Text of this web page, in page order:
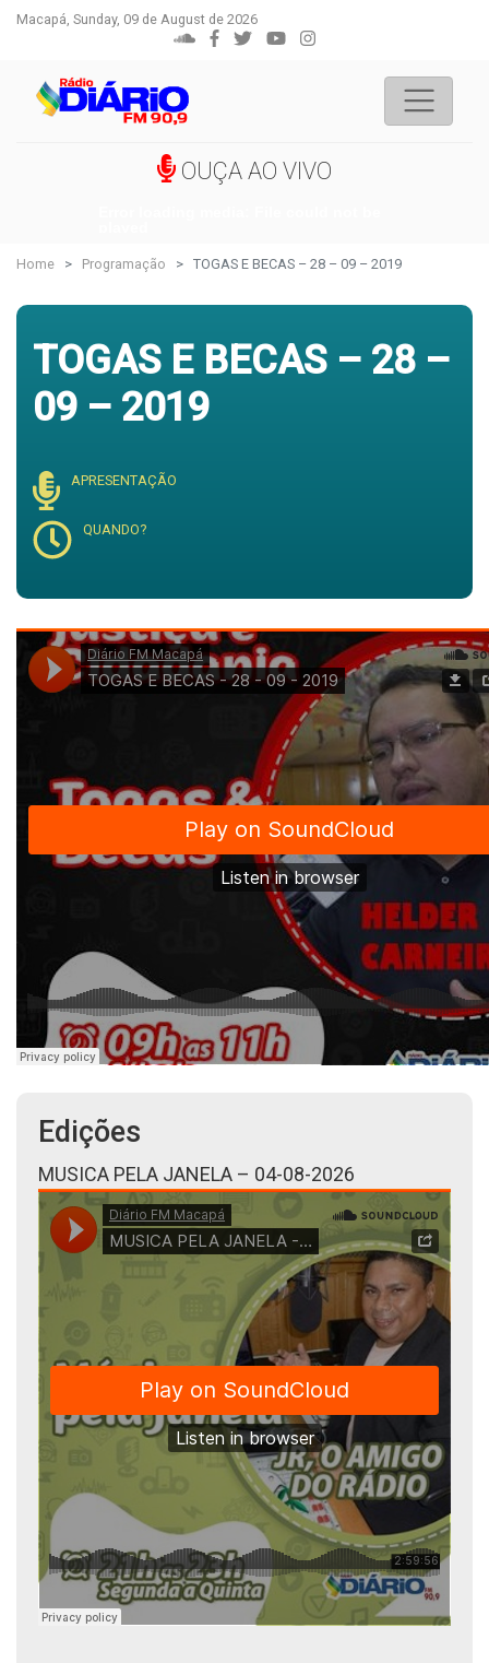
Macapá, Sunday, 09 de August de 2026
OUÇA AO VIVO
Home Programação TOGAS E BECAS – 28 – 09 – 2019
TOGAS E BECAS – 28 –
09 – 2019
APRESENTAÇÃO
QUANDO?
Edições
MUSICA PELA JANELA – 04-08-2026